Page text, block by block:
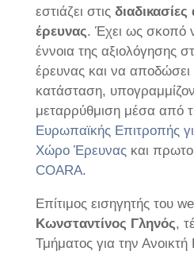
εστιάζει στις
έρευνας. Έχει ως σκοπό
έννοια της αξιολόγησης
έρευνας και να αποδώσει
κατάσταση,
μεταρρύθμιση μέσα από
Ευρωπαϊκής Επιτροπής
Χώρο Έρευνας και
COARA.
Επίτιμος εισηγητής του
Κωνσταντίνος Γληνός,
Τμήματος για την Ανοικτή